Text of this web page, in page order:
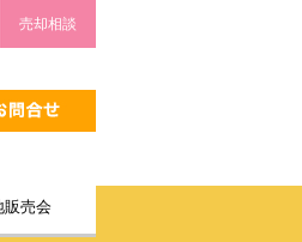
売却相談
販売会